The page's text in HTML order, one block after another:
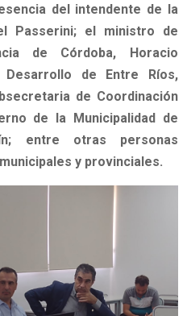
del intendente de la
Passerini; el ministro de
de Córdoba, Horacio
de Entre Ríos,
de Coordinación
de la Municipalidad de
entre otras personas
y provinciales.